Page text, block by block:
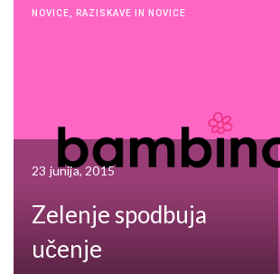
NOVICE RAZISKAVE IN NOVICE
23 junija, 2015
Zelenje spodbuja
učenje